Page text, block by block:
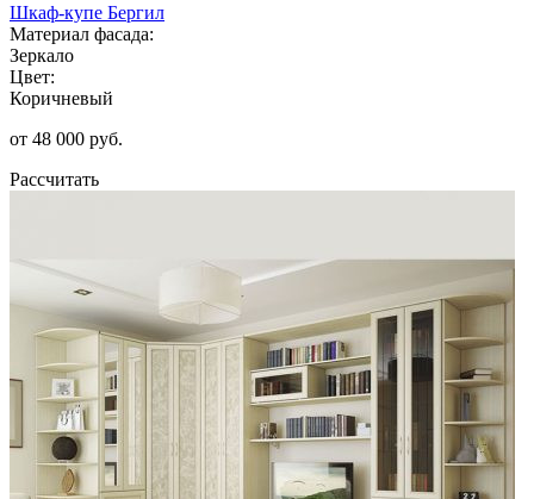
Шкаф-купе Бергил
Материал фасада:
Зеркало
Цвет:
Коричневый
от 48 000 руб.
Рассчитать